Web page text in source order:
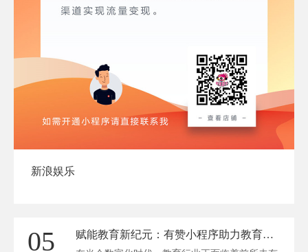
新浪娱乐
05 赋能教育新纪元：有赞小程序助力教育行业数字化转型